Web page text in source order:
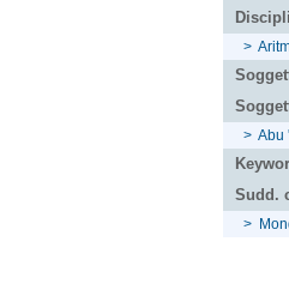
>
> Abu
Sudd.
>